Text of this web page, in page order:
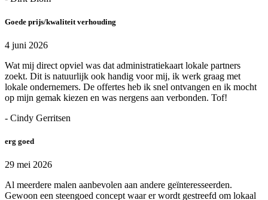
Goede prijs/kwaliteit verhouding
4 juni 2026
Wat mij direct opviel was dat administratiekaart lokale partners
zoekt. Dit is natuurlijk ook handig voor mij, ik werk graag met
lokale ondernemers. De offertes heb ik snel ontvangen en ik mocht
op mijn gemak kiezen en was nergens aan verbonden. Tof!
- Cindy Gerritsen
erg goed
29 mei 2026
Al meerdere malen aanbevolen aan andere geïnteresseerden.
Gewoon een steengoed concept waar er wordt gestreefd om lokaal